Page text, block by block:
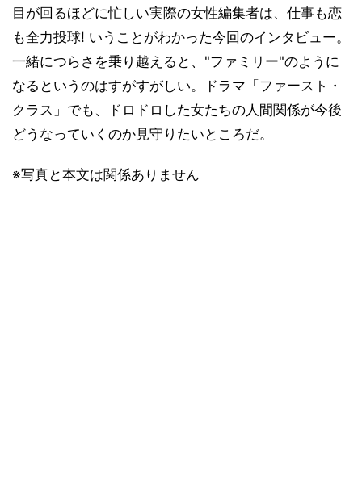
目が回るほどに忙しい実際の女性編集者は、仕事も恋
も全力投球! いうことがわかった今回のインタビュー。
一緒につらさを乗り越えると、"ファミリー"のように
なるというのはすがすがしい。ドラマ「ファースト・
クラス」でも、ドロドロした女たちの人間関係が今後
どうなっていくのか見守りたいところだ。
※写真と本文は関係ありません